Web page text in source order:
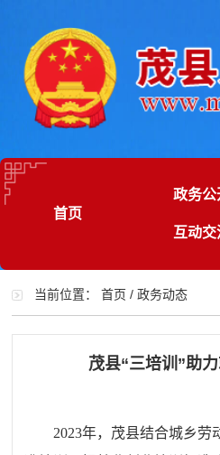
首页
政务公
互动交
当前位置：首页 /政务动态
茂县“三培训”助
2023年，茂县结合城乡